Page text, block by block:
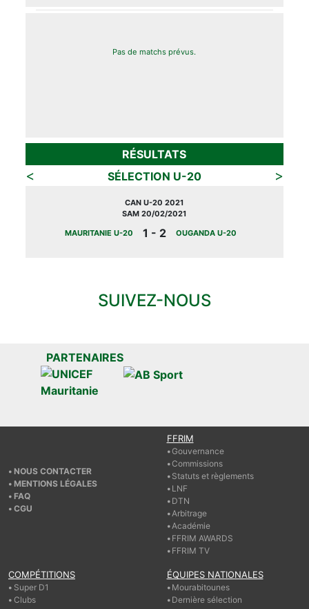
Pas de matchs prévus.
RÉSULTATS
< SÉLECTION U-20 >
CAN U-20 2021
SAM 20/02/2021
MAURITANIE U-20
1 - 2 OUGANDA U-20
SUIVEZ-NOUS
PARTENAIRES
NOUS CONTACTER
MENTIONS LÉGALES
FAQ
CGU
FFRIM
Gouvernance
Commissions
Statuts et règlements
LNF
DTN
Arbitrage
Académie
FFRIM AWARDS
FFRIM TV
COMPÉTITIONS
Super D1
Clubs
ÉQUIPES NATIONALES
Mourabitounes
Dernière sélection